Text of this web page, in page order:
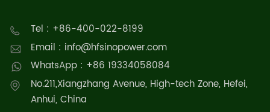
Tel : +86-400-022-8199
Email : info@hfsinopower.com
WhatsApp : +86 19334058084
No.211,Xiangzhang Avenue, High-tech Zone, Hefei,
Anhui, China